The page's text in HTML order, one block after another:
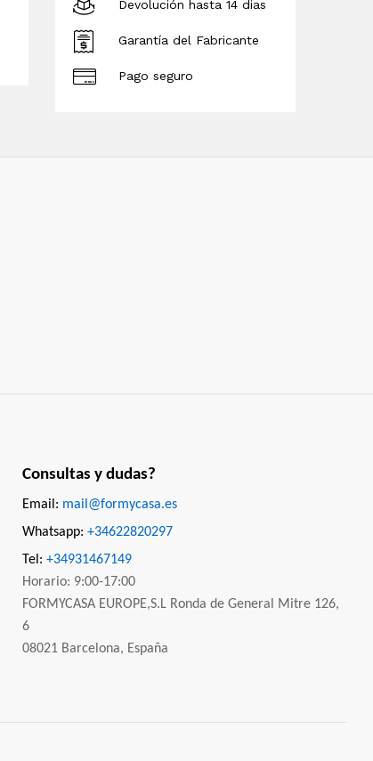
Devolución hasta 14 dias
Garantía del Fabricante
Pago seguro
Consultas y dudas?
Email: mail@formycasa.es
Whatsapp: +34622820297
Tel: +34931467149
Horario: 9:00-17:00
FORMYCASA EUROPE,S.L Ronda de General Mitre 126,
6
08021 Barcelona, España